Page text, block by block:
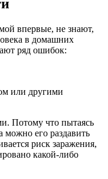
впервые, не знают,
в домашних
ряд ошибок:
или другими
Потому что пытаясь
можно его раздавить
риск заражения,
какой-либо